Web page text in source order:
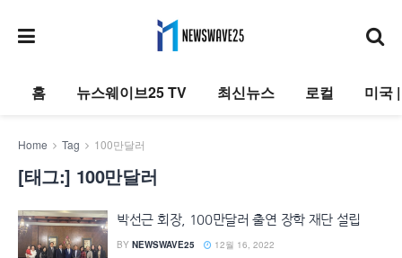
홈 뉴스웨이브25 TV 최신뉴스 로컬 미국
Home Tag 100만달러
[태그:] 100만달러
박선근 회장, 100만달러 출연 장학 재단 설립
BY NEWSWAVE25 12월 16, 2022